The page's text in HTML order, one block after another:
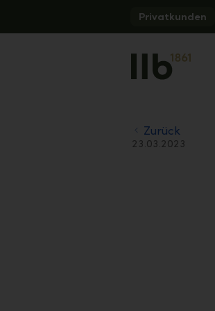
Privatkunden
Zurück
23.03.2023